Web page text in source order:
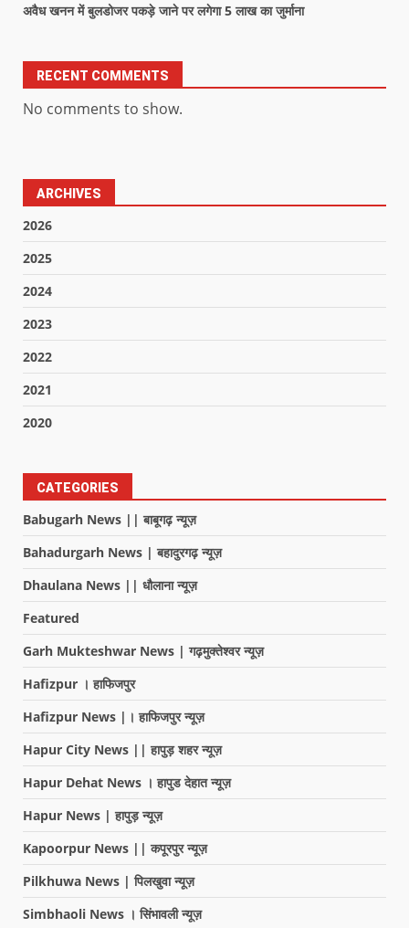
अवैध खनन में बुलडोजर पकड़े जाने पर लगेगा 5 लाख का जुर्माना
RECENT COMMENTS
No comments to show.
ARCHIVES
2026
2025
2024
2023
2022
2021
2020
CATEGORIES
Babugarh News || बाबूगढ़ न्यूज़
Bahadurgarh News | बहादुरगढ़ न्यूज़
Dhaulana News || धौलाना न्यूज़
Featured
Garh Mukteshwar News | गढ़मुक्तेश्वर न्यूज़
Hafizpur । हाफिजपुर
Hafizpur News |। हाफिजपुर न्यूज़
Hapur City News || हापुड़ शहर न्यूज़
Hapur Dehat News । हापुड देहात न्यूज़
Hapur News | हापुड़ न्यूज़
Kapoorpur News || कपूरपुर न्यूज़
Pilkhuwa News | पिलखुवा न्यूज़
Simbhaoli News । सिंभावली न्यूज़